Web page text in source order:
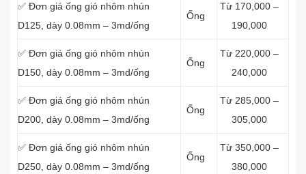
✅ Đơn giá ống gió nhôm nhún
D125, dày 0.08mm – 3md/ống
Ống
Từ 170,000 –
190,000
✅ Đơn giá ống gió nhôm nhún
D150, dày 0.08mm – 3md/ống
Ống
Từ 220,000 –
240,000
✅ Đơn giá ống gió nhôm nhún
D200, dày 0.08mm – 3md/ống
Ống
Từ 285,000 –
305,000
✅ Đơn giá ống gió nhôm nhún
D250, dày 0.08mm – 3md/ống
Ống
Từ 350,000 –
380,000